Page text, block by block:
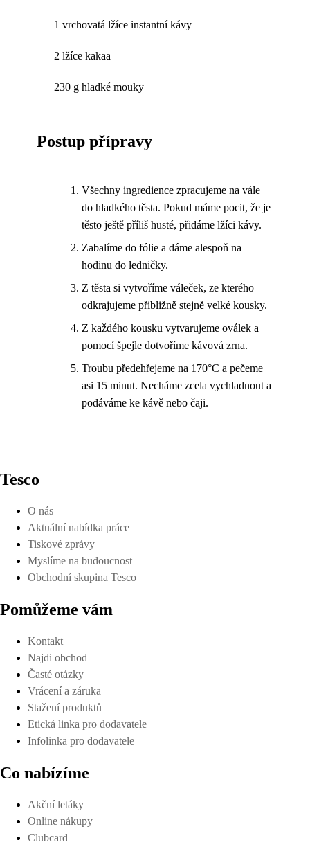
1 vrchovatá lžíce instantní kávy
2 lžíce kakaa
230 g hladké mouky
Postup přípravy
Všechny ingredience zpracujeme na vále
do hladkého těsta. Pokud máme pocit, že je
těsto ještě příliš husté, přidáme lžíci kávy.
Zabalíme do fólie a dáme alespoň na
hodinu do ledničky.
Z těsta si vytvoříme váleček, ze kterého
odkrajujeme přibližně stejně velké kousky.
Z každého kousku vytvarujeme oválek a
pomocí špejle dotvoříme kávová zrna.
Troubu předehřejeme na 170°C a pečeme
asi 15 minut. Necháme zcela vychladnout a
podáváme ke kávě nebo čaji.
Tesco
O nás
Aktuální nabídka práce
Tiskové zprávy
Myslíme na budoucnost
Obchodní skupina Tesco
Pomůžeme vám
Kontakt
Najdi obchod
Časté otázky
Vrácení a záruka
Stažení produktů
Etická linka pro dodavatele
Infolinka pro dodavatele
Co nabízíme
Akční letáky
Online nákupy
Clubcard